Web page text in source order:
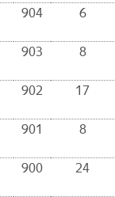
904 6
903 8
902 17
901 8
900 24